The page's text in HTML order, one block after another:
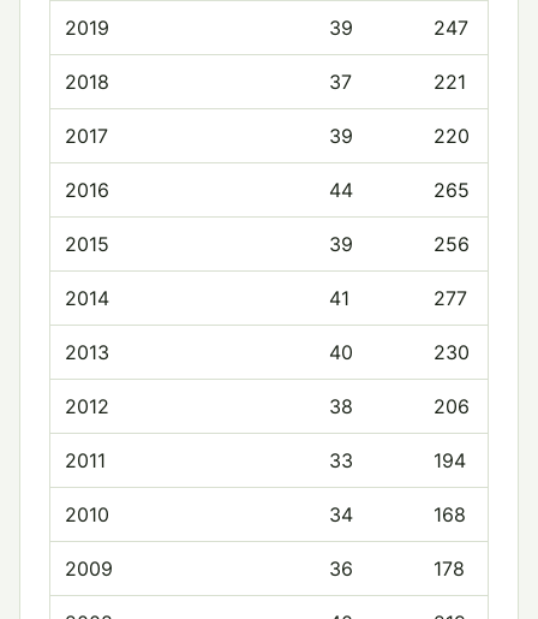
2019 39 247
2018 37 221
2017 39 220
2016 44 265
2015 39 256
2014 41 277
2013 40 230
2012 38 206
2011 33 194
2010 34 168
2009 36 178